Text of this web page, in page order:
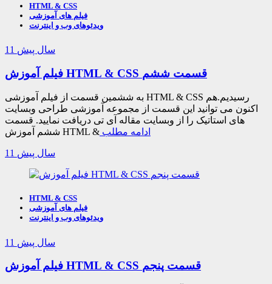
HTML & CSS
فیلم های آموزشی
ویدئوهای وب و اینترنت
11 سال پیش
فیلم آموزش HTML & CSS قسمت ششم
به ششمین قسمت از فیلم آموزشی HTML & CSS رسیدیم.هم
اکنون می توانید این قسمت از مجموعه آموزشی طراحی وبسایت
های استاتیک را از وبسایت مقاله آی تی دریافت نمایید. قسمت
ششم آموزش HTML & ادامه مطلب
11 سال پیش
HTML & CSS
فیلم های آموزشی
ویدئوهای وب و اینترنت
11 سال پیش
فیلم آموزش HTML & CSS قسمت پنجم